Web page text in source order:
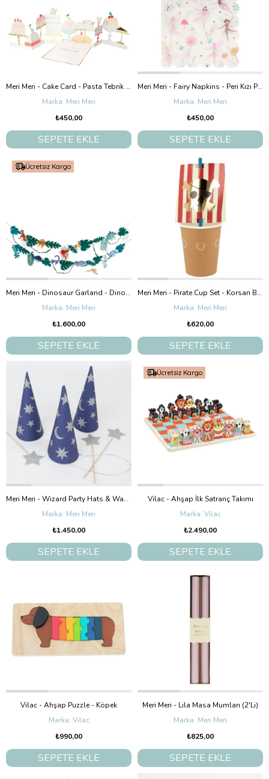
Meri Meri - Cake Card - Pasta Tebrik Kartı
Meri Meri
₺450,00
SEPETE EKLE
Meri Meri - Fairy Napkins - Peri Kızı Peçete L
Meri Meri
₺450,00
SEPETE EKLE
Meri Meri - Dinosaur Garland - Dinozor Asılan Süs
Meri Meri
₺1.600,00
SEPETE EKLE
Ücretsiz Kargo
Meri Meri - Pirate Cup Set - Korsan Bardak Ve Pipet Seti - 8'Li
Meri Meri
₺620,00
SEPETE EKLE
Meri Meri - Wizard Party Hats & Wands - Sihirbaz Parti Şapkaları & Sihirli Değnekler (6'Lı)
Meri Meri
₺1.450,00
SEPETE EKLE
Vilac - Ahşap İlk Satranç Takımı
Vilac
₺2.490,00
SEPETE EKLE
Ücretsiz Kargo
Vilac - Ahşap Puzzle - Köpek
Vilac
₺990,00
SEPETE EKLE
Meri Meri - Lila Masa Mumları (2'Li)
Meri Meri
₺825,00
SEPETE EKLE